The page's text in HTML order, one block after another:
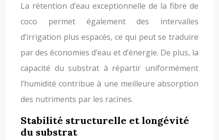
La rétention d’eau exceptionnelle de la fibre de
coco permet également des intervalles
d’irrigation plus espacés, ce qui peut se traduire
par des économies d’eau et d’énergie. De plus, la
capacité du substrat à répartir uniformément
l’humidité contribue à une meilleure absorption
des nutriments par les racines.
Stabilité structurelle et longévité
du substrat